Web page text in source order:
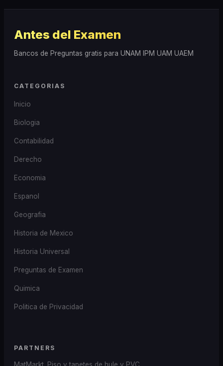
Antes del Examen
Bancos de Preguntas gratis para UNAM IPM UAM UAEM
CATEGORIAS
Inicio
Biologia
Contabilidad
Derecho
Economia
Espanol
Geografia
Historia de Mexico
Historia Universal
Preguntas de Examen
Quimica
Politica de Privacidad
PARTNERS
MatMarkt. Piso y tapetes de hule y PVC